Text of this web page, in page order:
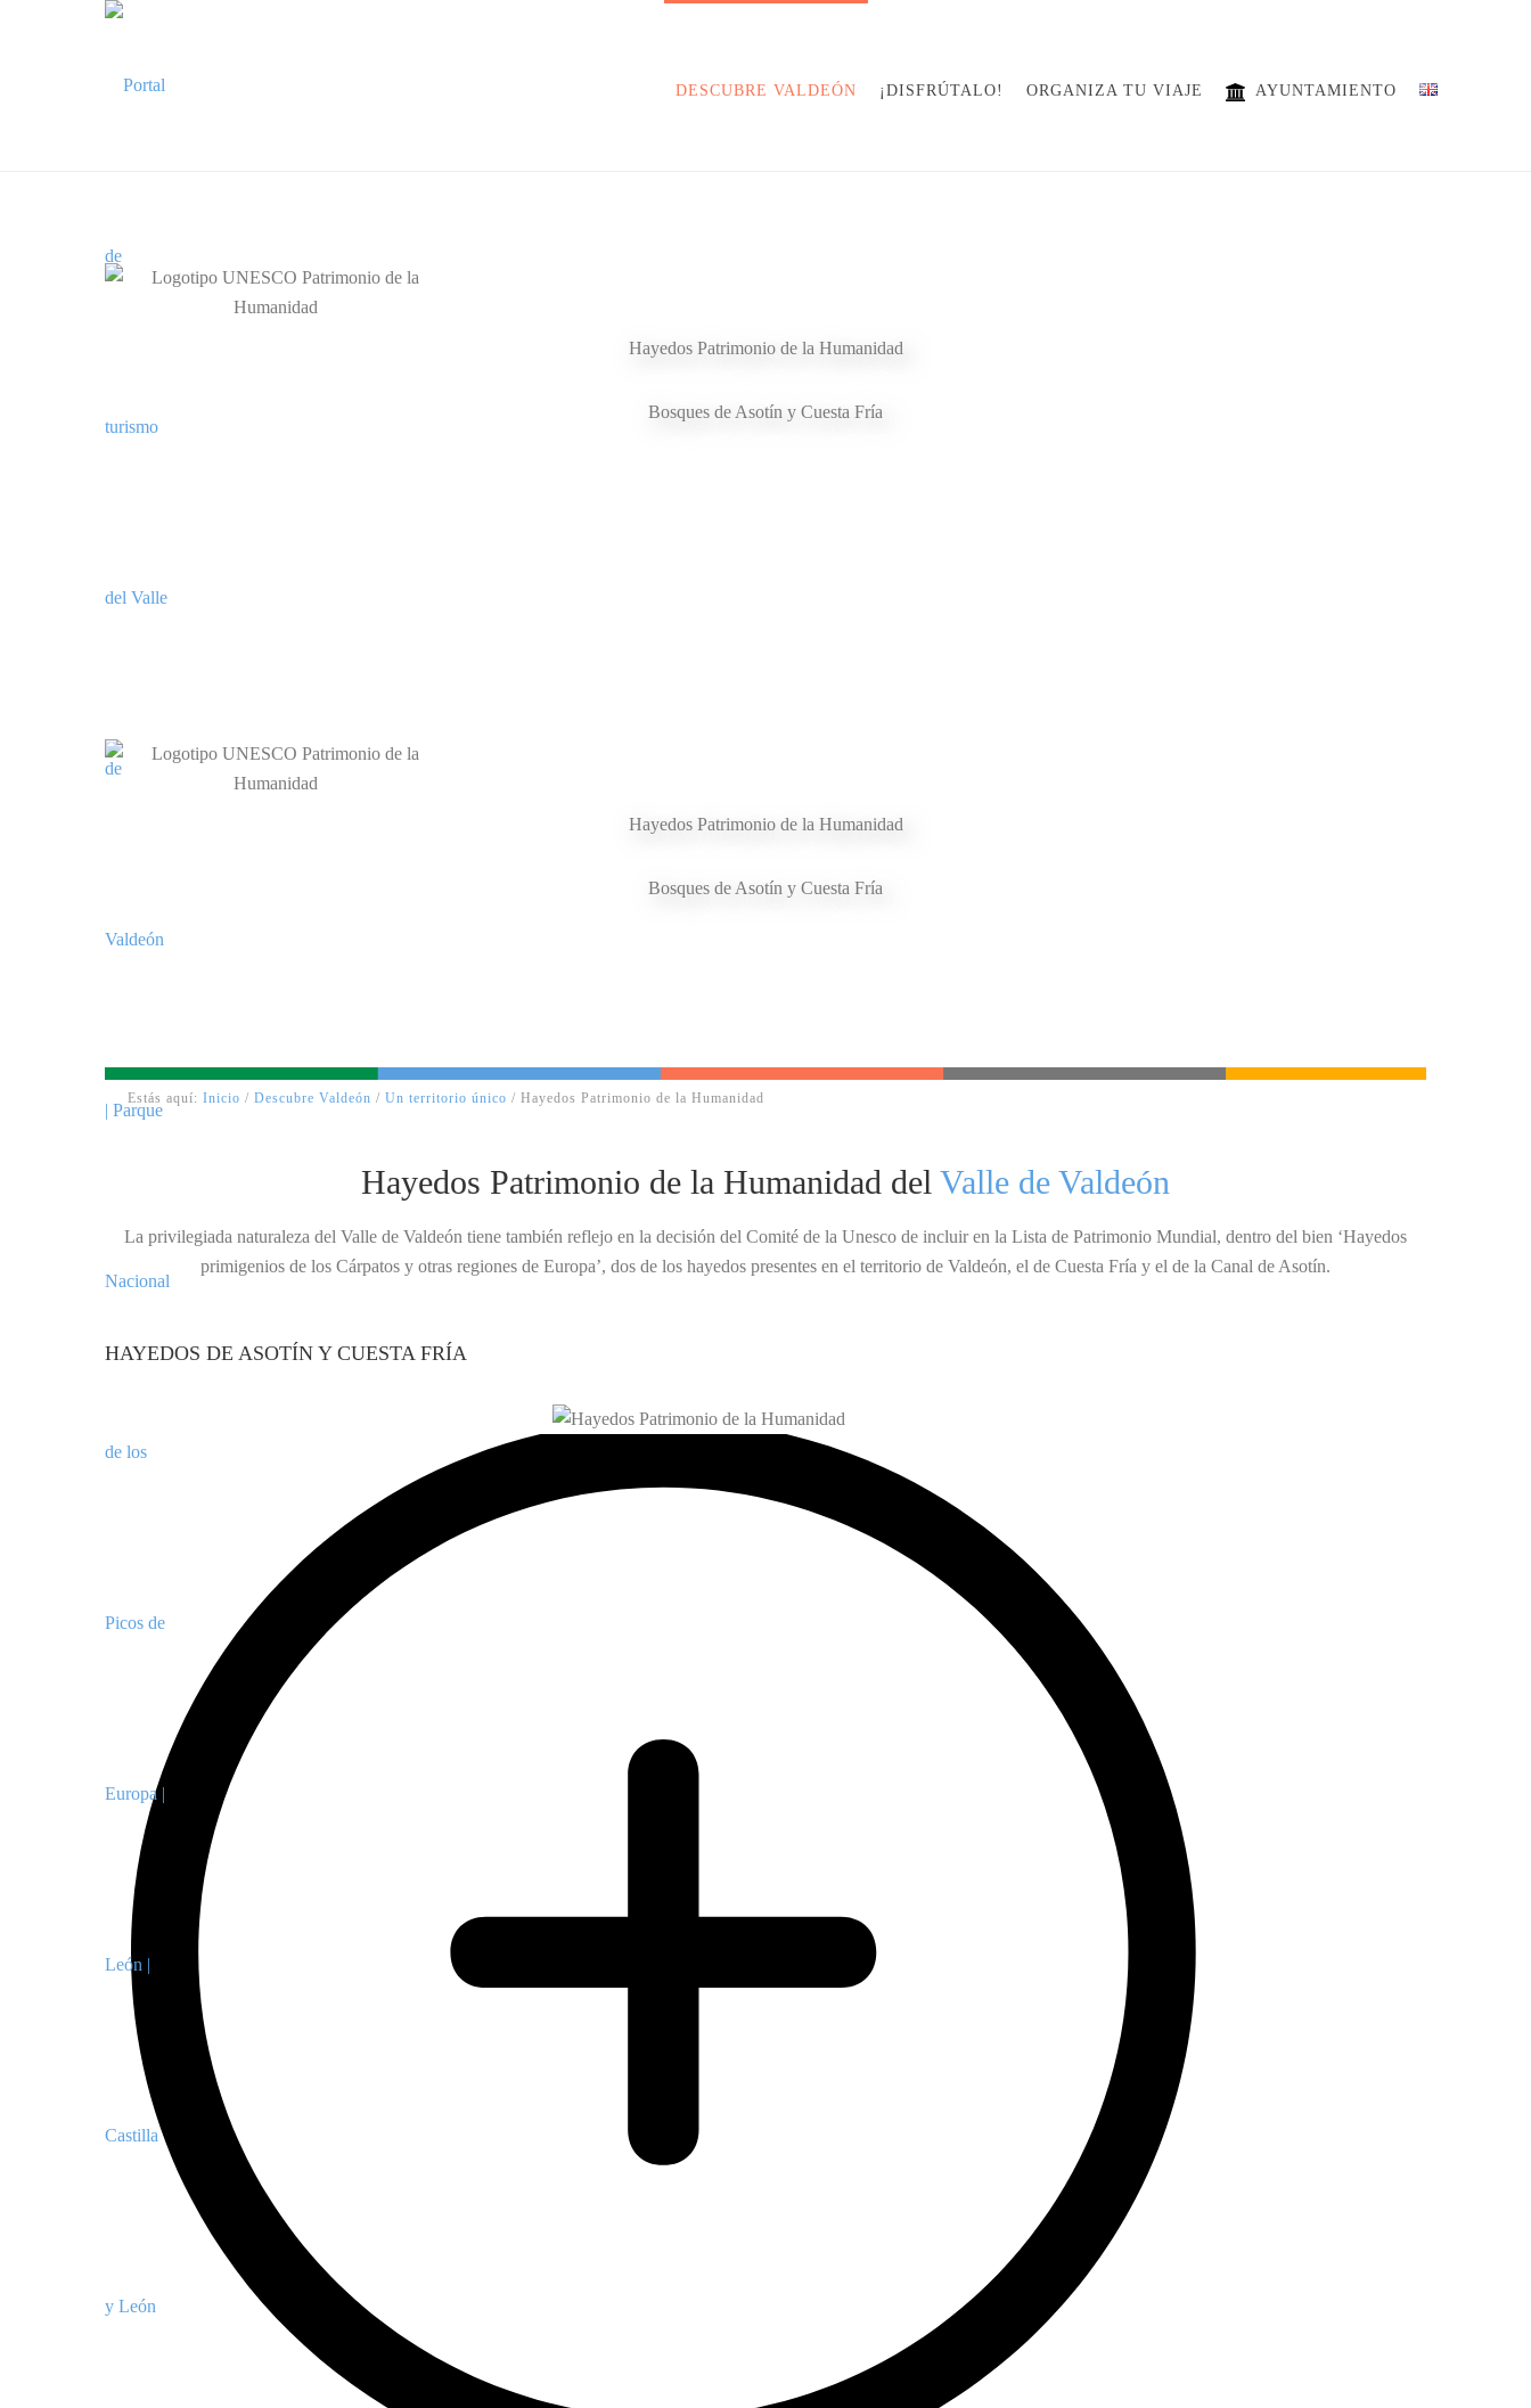
DESCUBRE VALDEÓN ¡DISFRÚTALO! ORGANIZA TU VIAJE AYUNTAMIENTO
Hayedos Patrimonio de la Humanidad
Bosques de Asotín y Cuesta Fría
Hayedos Patrimonio de la Humanidad
Bosques de Asotín y Cuesta Fría
Estás aquí: Inicio / Descubre Valdeón / Un territorio único / Hayedos Patrimonio de la Humanidad
Hayedos Patrimonio de la Humanidad del Valle de Valdeón
La privilegiada naturaleza del Valle de Valdeón tiene también reflejo en la decisión del Comité de la Unesco de incluir en la Lista de Patrimonio Mundial, dentro del bien ‘Hayedos
primigenios de los Cárpatos y otras regiones de Europa’, dos de los hayedos presentes en el territorio de Valdeón, el de Cuesta Fría y el de la Canal de Asotín.
HAYEDOS DE ASOTÍN Y CUESTA FRÍA